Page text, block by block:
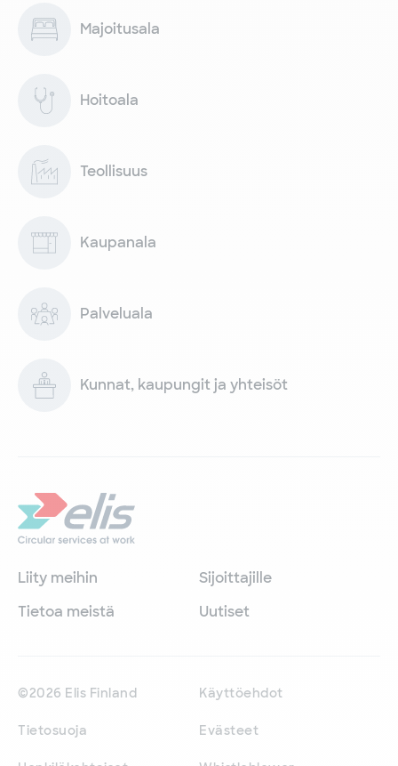
Majoitusala
Hoitoala
Teollisuus
Kaupanala
Palveluala
Kunnat, kaupungit ja yhteisöt
Liity meihin
Sijoittajille
Tietoa meistä
Uutiset
©2026 Elis Finland Käyttöehdot
Tietosuoja Evästeet